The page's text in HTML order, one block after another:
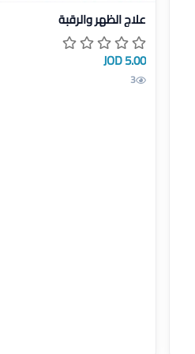
التوصيل* ح ور ١٠عرض تفاصيل علاج الظهر والرقبة
علاج الظهر والرقبة
5.00 JOD
3